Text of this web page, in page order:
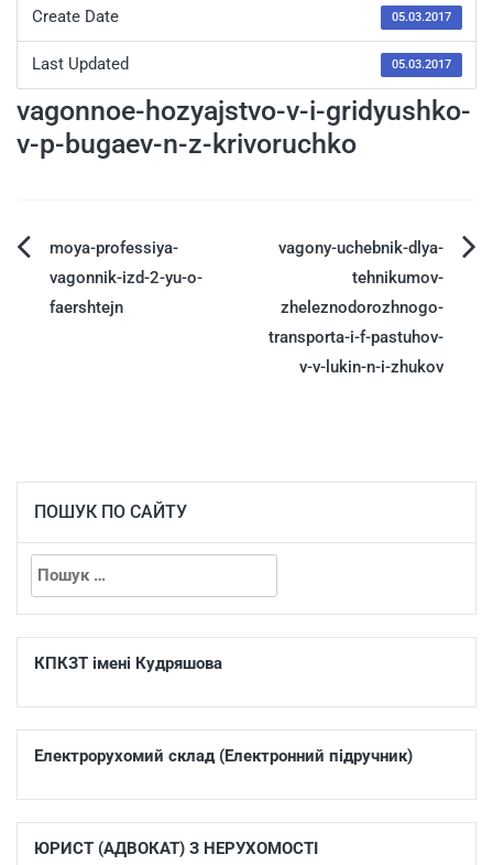
Create Date 05.03.2017
Last Updated 05.03.2017
vagonnoe-hozyajstvo-v-i-gridyushko-
v-p-bugaev-n-z-krivoruchko
moya-professiya-
vagonnik-izd-2-yu-o-
faershtejn
vagony-uchebnik-dlya-
tehnikumov-
zheleznodorozhnogo-
transporta-i-f-pastuhov-
v-v-lukin-n-i-zhukov
ПОШУК ПО САЙТУ
КПКЗТ імені Кудряшова
Електрорухомий склад (Електронний підручник)
ЮРИСТ (АДВОКАТ) З НЕРУХОМОСТІ